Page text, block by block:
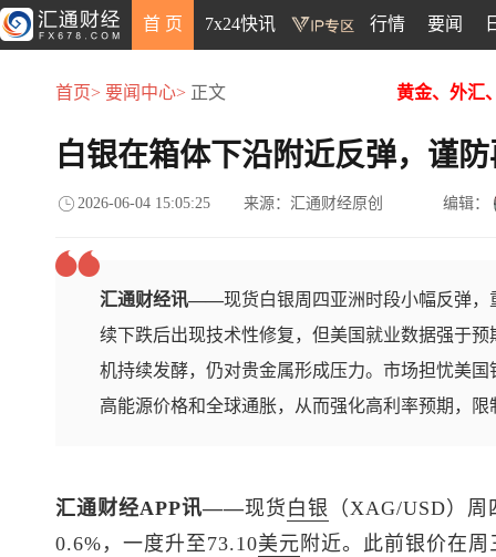
首 页 7x24快讯 行情 要闻
首页> 要闻中心> 正文 黄金、外汇
白银在箱体下沿附近反弹，谨
2026-06-04 15:05:25 来源：汇通财经原创 编辑：
汇通财经讯——现货白银周四亚洲时段小幅反弹
续下跌后出现技术性修复，但美国就业数据强于
机持续发酵，仍对贵金属形成压力。市场担忧美
高能源价格和全球通胀，从而强化高利率预期，
汇通财经APP讯——现货 白银 （XAG/USD）
0.6%，一度升至73.10美元 附近。此前银价在